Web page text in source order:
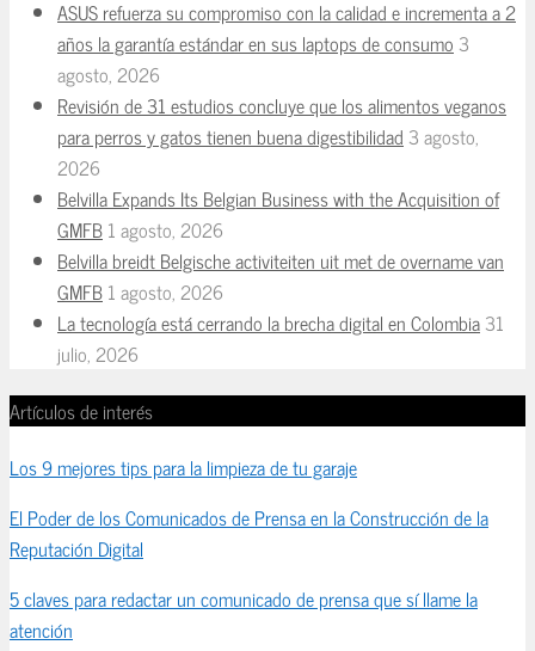
ASUS refuerza su compromiso con la calidad e incrementa a 2
años la garantía estándar en sus laptops de consumo 3
agosto, 2026
Revisión de 31 estudios concluye que los alimentos veganos
para perros y gatos tienen buena digestibilidad 3 agosto,
2026
Belvilla Expands Its Belgian Business with the Acquisition of
GMFB1 agosto, 2026
Belvilla breidt Belgische activiteiten uit met de overname van
GMFB1 agosto, 2026
La tecnología está cerrando la brecha digital en Colombia31
julio, 2026
Artículos de interés
Los 9 mejores tips para la limpieza de tu garaje
El Poder de los Comunicados de Prensa en la Construcción de la
Reputación Digital
5 claves para redactar un comunicado de prensa que sí llame la
atención